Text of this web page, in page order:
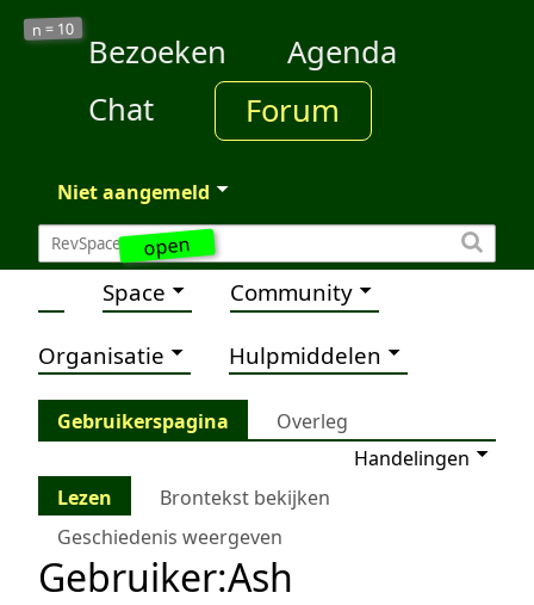
open
n = 10
Bezoeken
Agenda
Chat
Forum
Niet aangemeld
Space Community
Organisatie Hulpmiddelen
Gebruikerspagina
Overleg
Handelingen
Lezen
Brontekst bekijken
Geschiedenis weergeven
Gebruiker:Ash